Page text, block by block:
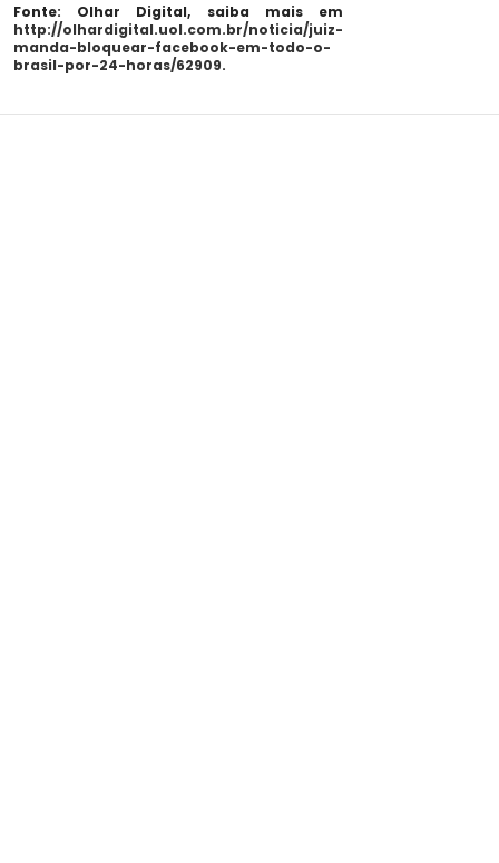
Fonte: Olhar Digital, saiba mais em
http://olhardigital.uol.com.br/noticia/juiz-
manda-bloquear-facebook-em-todo-o-
brasil-por-24-horas/62909.